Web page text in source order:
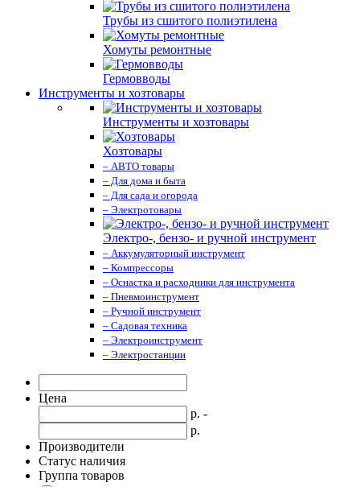
Трубы из сшитого полиэтилена
Хомуты ремонтные
Гермовводы
Инструменты и хозтовары
Инструменты и хозтовары
Хозтовары
– АВТО товары
– Для дома и быта
– Для сада и огорода
– Электротовары
Электро-, бензо- и ручной инструмент
– Аккумуляторный инструмент
– Компрессоры
– Оснастка и расходники для инструмента
– Пневмоинструмент
– Ручной инструмент
– Садовая техника
– Электроинструмент
– Электростанции
Цена
р. -
р.
Производители
Статус наличия
Группа товаров